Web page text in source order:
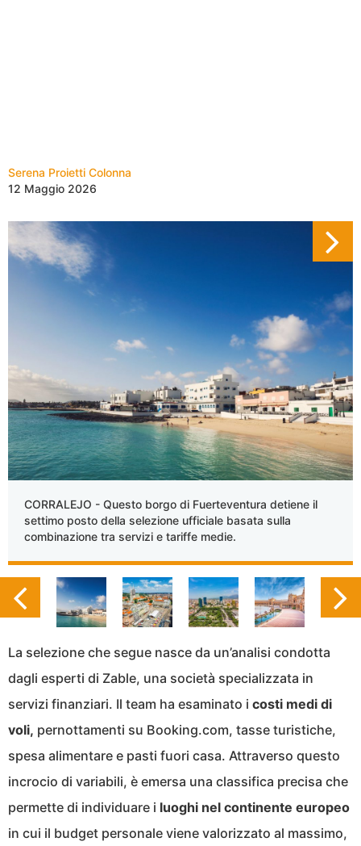
Serena Proietti Colonna
12 Maggio 2026
CORRALEJO - Questo borgo di Fuerteventura detiene il
settimo posto della selezione ufficiale basata sulla
combinazione tra servizi e tariffe medie.
La selezione che segue nasce da un’analisi condotta
dagli esperti di Zable, una società specializzata in
servizi finanziari. Il team ha esaminato i costi medi di
voli, pernottamenti su Booking.com, tasse turistiche,
spesa alimentare e pasti fuori casa. Attraverso questo
incrocio di variabili, è emersa una classifica precisa che
permette di individuare i luoghi nel continente europeo
in cui il budget personale viene valorizzato al massimo,